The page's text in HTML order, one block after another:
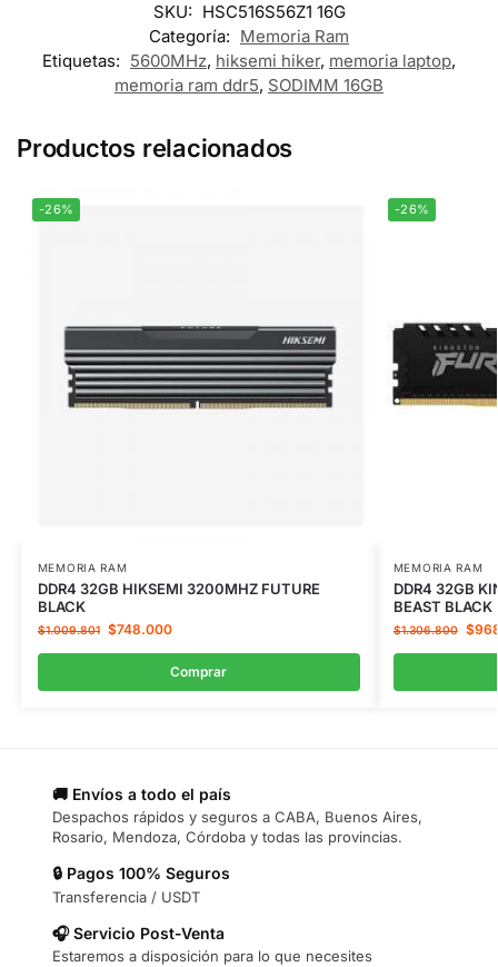
SKU: HSC516S56Z1 16G
Categoría: Memoria Ram
Etiquetas: 5600MHz, hiksemi hiker, memoria laptop,
memoria ram ddr5, SODIMM 16GB
Productos relacionados
-26%
MEMORIA RAM
DDR4 32GB HIKSEMI 3200MHZ FUTURE
BLACK
$1.009.801 $748.000
Comprar
-26%
MEMORIA RAM
DDR4 32GB
BEAST BLACK
$1.306.800 $
🚚 Envíos a todo el país
Despachos rápidos y seguros a CABA, Buenos Aires,
Rosario, Mendoza, Córdoba y todas las provincias.
🔒 Pagos 100% Seguros
Transferencia / USDT
🎧 Servicio Post-Venta
Estaremos a disposición para lo que necesites